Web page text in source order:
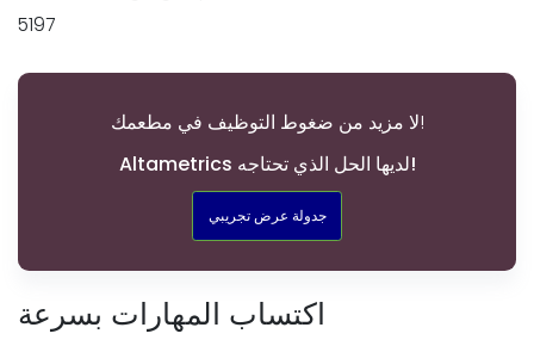
لا مزيد من ضغوط التوظيف في مطعمك!
Altametrics لديها الحل الذي تحتاجه!
جدولة عرض تجريبي
اكتساب المهارات بسرعة